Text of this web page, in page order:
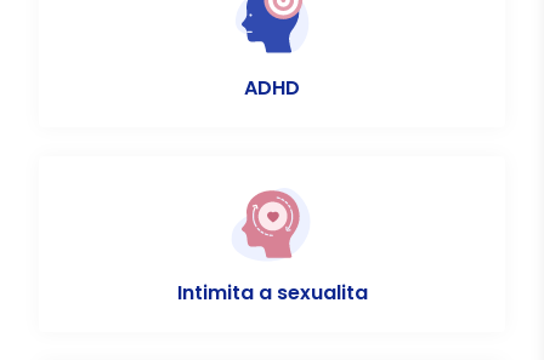
ADHD
Intimita a sexualita